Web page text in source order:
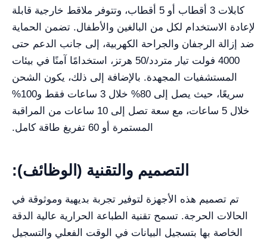
كابلات 3 أقطاب أو 5 أقطاب، وتتوفر ملاقط خارجية قابلة
لإعادة الاستخدام لكل من البالغين والأطفال. تضمن الحماية
ضد إزالة الرجفان والجراحة الكهربية، إلى جانب الدعم حتى
4000 فولت تيار متردد/50 هرتز، استخدامًا آمنًا في بيئات
المستشفيات المجهدة. بالإضافة إلى ذلك، يكون الشحن
سريعًا، حيث يصل إلى 80% خلال 3 ساعات فقط و100%
خلال 5 ساعات، مع سعة تصل إلى 10 ساعات من المراقبة
المستمرة أو 60 تفريغ طاقة كامل.
التصميم والتقنية (الوظائف):
تم تصميم هذه الأجهزة لتوفير تجربة بديهية وموثوقة في
الحالات الحرجة. تسمح تقنية الطباعة الحرارية عالية الدقة
الخاصة بها بتسجيل البيانات في الوقت الفعلي والتسجيل